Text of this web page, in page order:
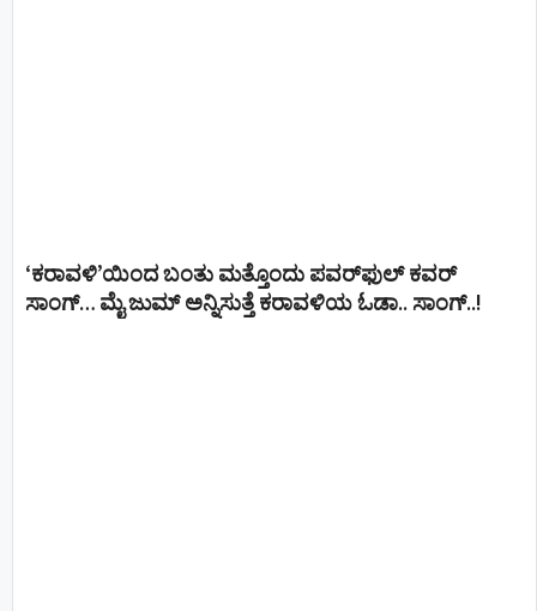
‘ಕರಾವಳಿ’ಯಿಂದ ಬಂತು ಮತ್ತೊಂದು ಪವರ್‌ಫುಲ್ ಕವರ್
ಸಾಂಗ್… ಮೈ ಜುಮ್ ಅನ್ನಿಸುತ್ತೆ ಕರಾವಳಿಯ ಓಡಾ.. ಸಾಂಗ್‌..!